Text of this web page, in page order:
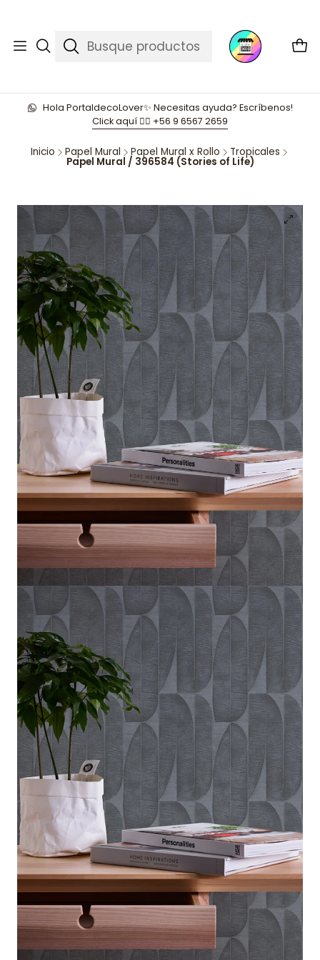
Hola PortaldecoLover✨ Necesitas ayuda? Escríbenos!
Click aquí 👉🏼 +56 9 6567 2659
Inicio Papel Mural Papel Mural x Rollo Tropicales
Papel Mural / 396584 (Stories of Life)